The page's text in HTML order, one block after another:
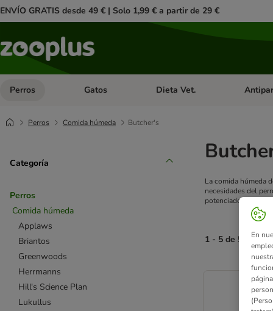
ENVÍO GRATIS desde 49 € | Solo 1,99 € a partir de 29 €
Perros Menú de categoria abierto: Perros
Gatos Menú de categoria abierto: Gatos
Dieta Vet. Menú
Perros Comida húmeda Butcher's
Categoría
Perros
Comida húmeda
Applaws
Briantos
Greenwoods
Herrmanns
Hill's Science Plan
Lukullus
La comida húmeda
necesidades del
potenciadores de
1 - 5 de 5
product items
En